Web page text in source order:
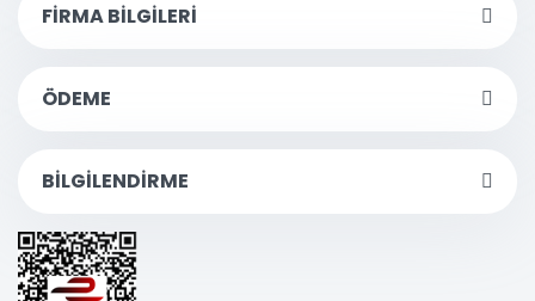
FİRMA BİLGİLERİ
ÖDEME
BİLGİLENDİRME